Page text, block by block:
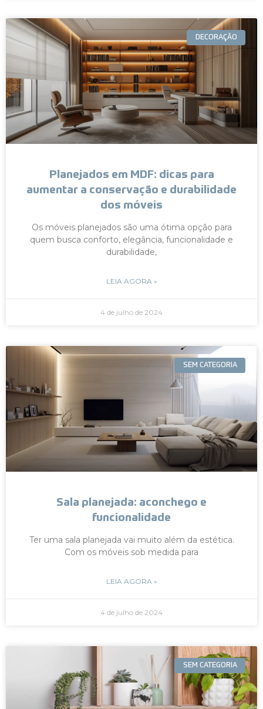
DECORAÇÃO
Planejados em MDF: dicas para
aumentar a conservação e durabilidade
dos móveis
Os móveis planejados são uma ótima opção para
quem busca conforto, elegância, funcionalidade e
durabilidade,
LEIA AGORA »
4 de julho de 2024
SEM CATEGORIA
Sala planejada: aconchego e
funcionalidade
Ter uma sala planejada vai muito além da estética.
Com os móveis sob medida para
LEIA AGORA »
4 de julho de 2024
SEM CATEGORIA